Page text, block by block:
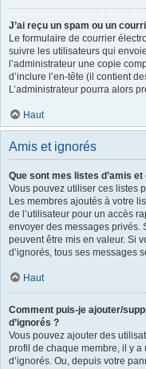
J’ai reçu un spam ou un
Le formulaire de courrier
suivre les utilisateurs qui
l’administrateur une copie
d’inclure l’en-tête (il contient
L’administrateur pourra alors
Haut
Amis et ignorés
Que sont mes listes d’amis et
Vous pouvez utiliser ces listes
Les membres ajoutés à votre
de l’utilisateur pour un accès
envoyer des messages privés.
peuvent être mis en valeur. Si
d’ignorés, tous ses messages
Haut
Comment puis-je ajouter/
d’ignorés ?
Vous pouvez ajouter des
profil de chaque membre, il y a
d’ignorés. Ou, depuis votre